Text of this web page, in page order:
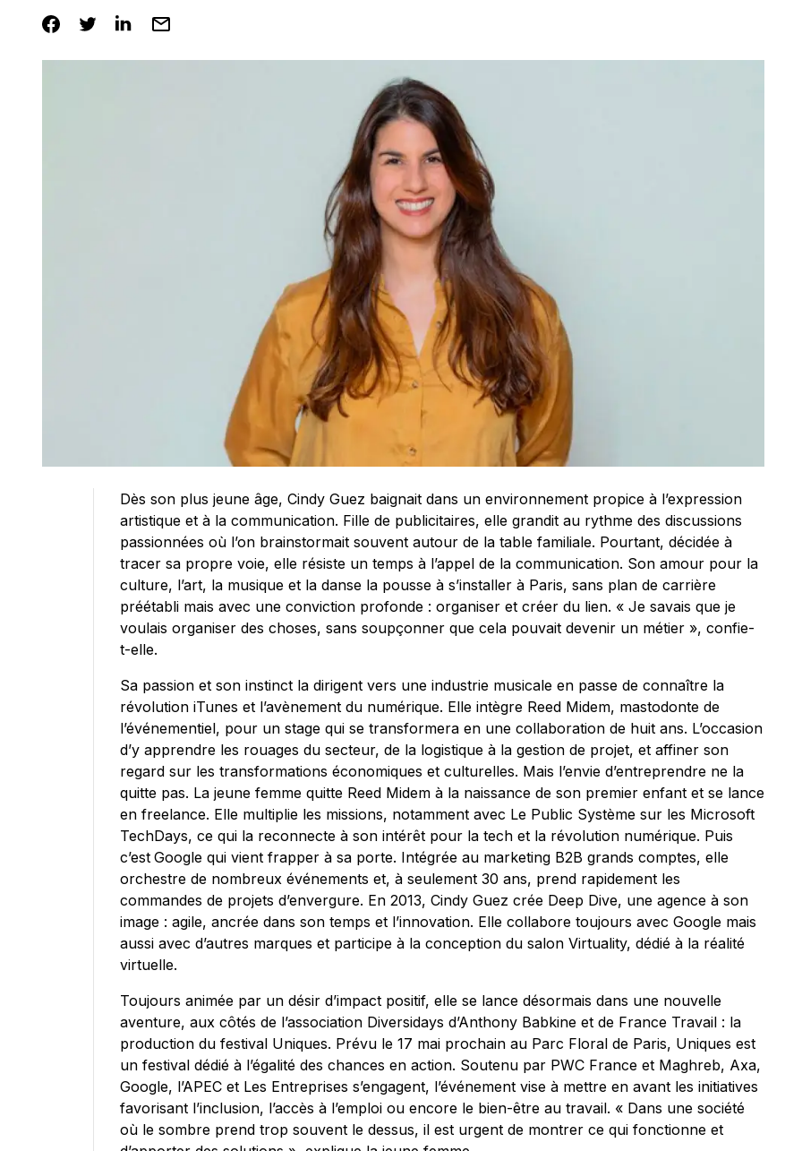
Dès son plus jeune âge, Cindy Guez baignait dans un environnement propice à l’expression
artistique et à la communication. Fille de publicitaires, elle grandit au rythme des discussions
passionnées où l’on brainstormait souvent autour de la table familiale. Pourtant, décidée à
tracer sa propre voie, elle résiste un temps à l’appel de la communication. Son amour pour la
culture, l’art, la musique et la danse la pousse à s’installer à Paris, sans plan de carrière
préétabli mais avec une conviction profonde : organiser et créer du lien. « Je savais que je
voulais organiser des choses, sans soupçonner que cela pouvait devenir un métier », confie-
t-elle.
Sa passion et son instinct la dirigent vers une industrie musicale en passe de connaître la
révolution iTunes et l’avènement du numérique. Elle intègre Reed Midem, mastodonte de
l’événementiel, pour un stage qui se transformera en une collaboration de huit ans. L’occasion
d’y apprendre les rouages du secteur, de la logistique à la gestion de projet, et affiner son
regard sur les transformations économiques et culturelles. Mais l’envie d’entreprendre ne la
quitte pas. La jeune femme quitte Reed Midem à la naissance de son premier enfant et se lance
en freelance. Elle multiplie les missions, notamment avec Le Public Système sur les Microsoft
TechDays, ce qui la reconnecte à son intérêt pour la tech et la révolution numérique. Puis
c’est Google qui vient frapper à sa porte. Intégrée au marketing B2B grands comptes, elle
orchestre de nombreux événements et, à seulement 30 ans, prend rapidement les
commandes de projets d’envergure. En 2013, Cindy Guez crée Deep Dive, une agence à son
image : agile, ancrée dans son temps et l’innovation. Elle collabore toujours avec Google mais
aussi avec d’autres marques et participe à la conception du salon Virtuality, dédié à la réalité
virtuelle.
Toujours animée par un désir d’impact positif, elle se lance désormais dans une nouvelle
aventure, aux côtés de l’association Diversidays d’Anthony Babkine et de France Travail : la
production du festival Uniques. Prévu le 17 mai prochain au Parc Floral de Paris, Uniques est
un festival dédié à l’égalité des chances en action. Soutenu par PWC France et Maghreb, Axa,
Google, l’APEC et Les Entreprises s’engagent, l’événement vise à mettre en avant les initiatives
favorisant l’inclusion, l’accès à l’emploi ou encore le bien-être au travail. « Dans une société
où le sombre prend trop souvent le dessus, il est urgent de montrer ce qui fonctionne et